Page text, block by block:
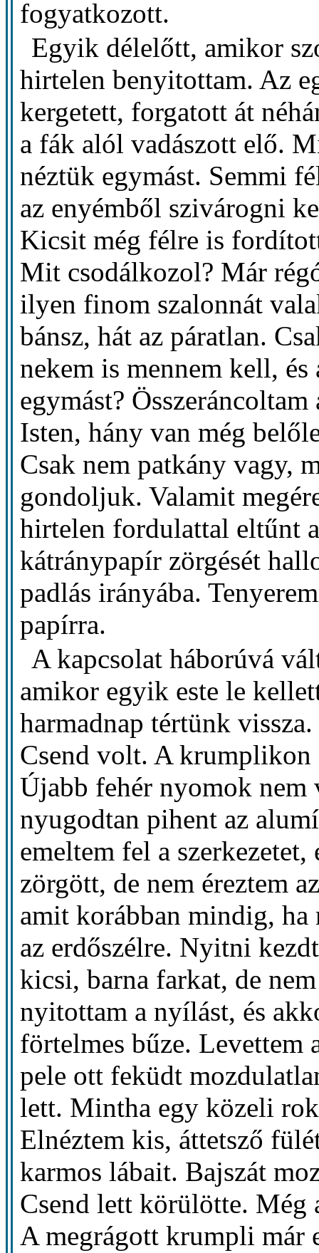
fogyatkozott.
Egyik délelőtt, amikor
hirtelen benyitottam. Az
kergetett, forgatott át
a fák alól vadászott elő.
néztük egymást. Semmi
az enyémből szivárogni
Kicsit még félre is
Mit csodálkozol? Már
ilyen finom szalonnát
bánsz, hát az páratlan.
nekem is mennem kell,
egymást?
Isten, hány van még
Csak nem patkány vagy,
gondoljuk. Valamit
hirtelen fordulattal eltűnt
kátránypapír zörgését
padlás irányába.
papírra.
A kapcsolat háborúvá
amikor egyik este le
harmadnap tértünk
Csend volt. A krumplikon
Újabb fehér nyomok nem
nyugodtan pihent az
emeltem fel a
zörgött, de nem éreztem
amit korábban mindig,
az erdőszélre. Nyitni
kicsi, barna farkat, de
nyitottam a nyílást, és
förtelmes bűze. Levettem
pele ott feküdt
lett. Mintha egy közeli
Elnéztem kis, áttetsző
karmos lábait. Bajszát
Csend lett körülötte. Még
A megrágott krumpli már